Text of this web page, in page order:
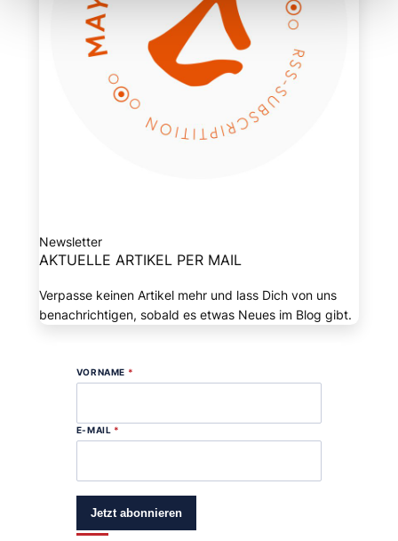
Newsletter
AKTUELLE ARTIKEL PER MAIL
Verpasse keinen Artikel mehr und lass Dich von uns
benachrichtigen, sobald es etwas Neues im Blog gibt.
VORNAME *
E-MAIL *
Jetzt abonnieren